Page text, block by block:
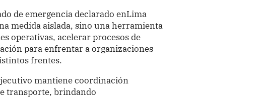
de emergencia declarado enLima
medida aislada, sino una herramienta
operativas, acelerar procesos de
para enfrentar a organizaciones
frentes.
mantiene coordinación
transporte, brindando